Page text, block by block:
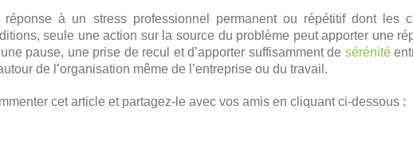
à un stress professionnel permanent ou répétitif dont les
seule une action sur la source du problème peut apporter une
pause, une prise de recul et d’apporter suffisamment de sérénité
de l’organisation même de l’entreprise ou du travail.
cet article et partagez-le avec vos amis en cliquant ci-dessous :